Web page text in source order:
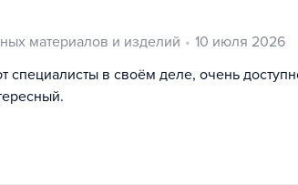
материалов и изделий
10 июля 2026
специалисты в своём деле, очень